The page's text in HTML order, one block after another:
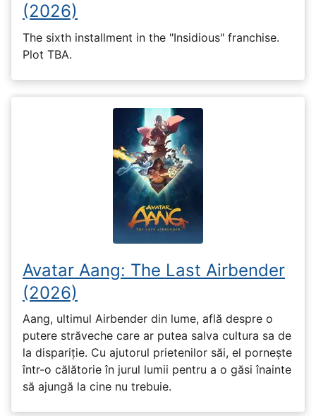
(2026)
The sixth installment in the "Insidious" franchise.
Plot TBA.
Avatar Aang: The Last Airbender
(2026)
Aang, ultimul Airbender din lume, află despre o
putere străveche care ar putea salva cultura sa de
la dispariție. Cu ajutorul prietenilor săi, el pornește
într-o călătorie în jurul lumii pentru a o găsi înainte
să ajungă la cine nu trebuie.